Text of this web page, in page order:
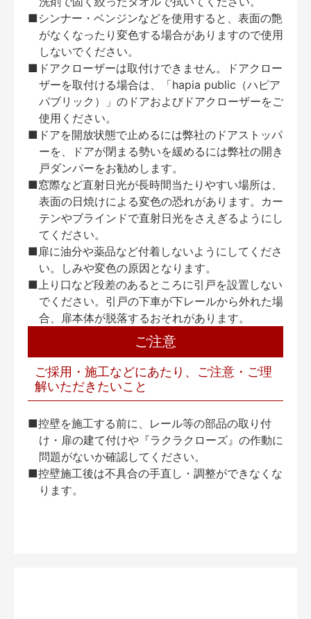
■シンナー・ベンジンなどを使用すると、表面の艶
がなくなったり変色する場合がありますので使用
しないでください。
■ドアクローザーは取付けできません。ドアクロー
ザーを取付ける場合は、「hapia public（ハピア
パブリック）」のドアおよびドアクローザーをご
使用ください。
■ドアを開放状態で止めるには弊社のドアストッパ
ーを、ドアが閉まる勢いを緩めるには弊社の開き
戸ダンパーをお勧めします。
■窓際など直射日光が長時間当たりやすい場所は、
表面の日焼けによる変色の恐れがあります。カー
テンやブラインドで直射日光をさえぎるようにし
てください。
■扉に油分や薬品など付着しないようにしてくださ
い。しみや変色の原因となります。
■上り口など段差のあるところに引戸を設置しない
でください。引戸の下車が下レールから外れた場
合、扉本体が脱落するおそれがあります。
ご注意
ご採用・施工などにあたり、ご注意・ご理
解いただきたいこと
■控壁を施工する前に、レール等の部品の取り付
け・扉の建て付けや『ラクラクローズ』の作動に
問題がないか確認してください。
■控壁施工後は不具合の手直し・調整ができなくな
ります。